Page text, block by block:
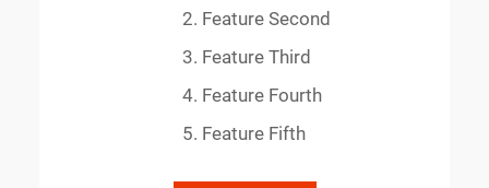
Feature Second
Feature Third
Feature Fourth
Feature Fifth